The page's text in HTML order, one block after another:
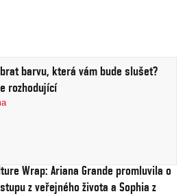
barvu, která vám bude slušet?
rozhodující
Wrap: Ariana Grande promluvila o
z veřejného života a Sophia z